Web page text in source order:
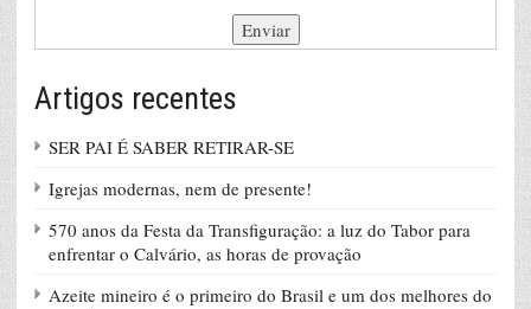
Artigos recentes
SER PAI É SABER RETIRAR-SE
Igrejas modernas, nem de presente!
570 anos da Festa da Transfiguração: a luz do Tabor para
enfrentar o Calvário, as horas de provação
Azeite mineiro é o primeiro do Brasil e um dos melhores do